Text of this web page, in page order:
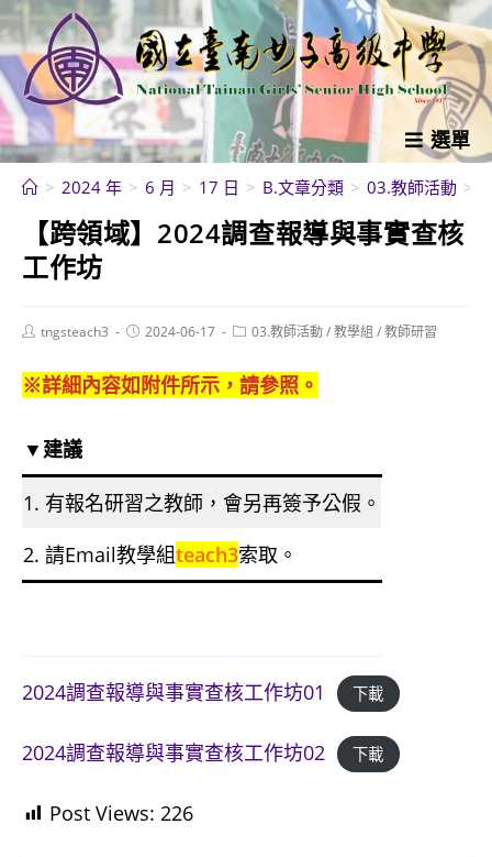
跳
轉
至
主
要
內
選單
> 2024 年 > 6 月 > 17 日 > B.文章分類 > 03.教師活動 >
【跨領域】2024調查報導與事實查核
工作坊
Posttngsteach3
Post2024-06-17
Post03.教師活動/教學組 /教師研習
※詳細內容如附件所示，請參照。
▼建議
1. 有報名研習之教師，會另再簽予公假。
2. 請Email教學組teach3索取。
2024調查報導與事實查核工作坊01 下載
2024調查報導與事實查核工作坊02 下載
Post Views: 226